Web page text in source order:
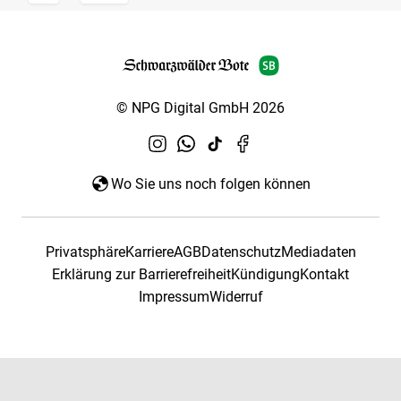
© NPG Digital GmbH 2026
Wo Sie uns noch folgen können
PrivatsphäreKarriereAGBDatenschutzMediadaten
Erklärung zur BarrierefreiheitKündigungKontakt
ImpressumWiderruf